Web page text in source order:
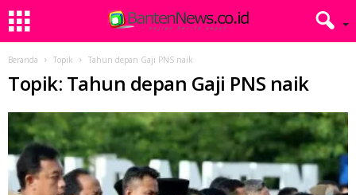
Beranda Topik Tahun depan Gaji PNS naik
Topik: Tahun depan Gaji PNS naik